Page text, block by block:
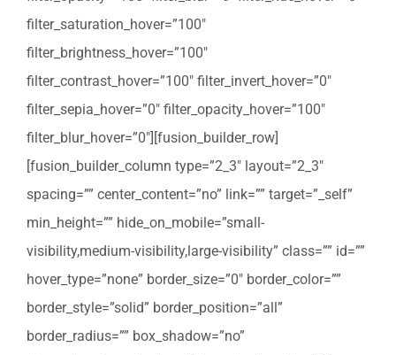
filter_saturation_hover=”100″
filter_brightness_hover=”100″
filter_contrast_hover=”100″ filter_invert_hover=”0″
filter_sepia_hover=”0″ filter_opacity_hover=”100″
filter_blur_hover=”0″][fusion_builder_row]
[fusion_builder_column type=”2_3″ layout=”2_3″
spacing=”” center_content=”no” link=”” target=”_self”
min_height=”” hide_on_mobile=”small-
visibility,medium-visibility,large-visibility” class=”” id=””
hover_type=”none” border_size=”0″ border_color=””
border_style=”solid” border_position=”all”
border_radius=”” box_shadow=”no”